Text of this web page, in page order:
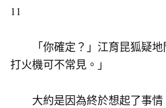
11
「你確定？」江育昆狐疑地
打火機可不常見。」
大約是因為終於想起了事情